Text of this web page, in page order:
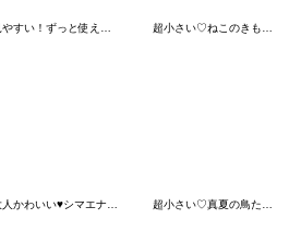
見やすい！ずっと使える！アザラシ♥️夏 超小さい♡ねこのきもち②